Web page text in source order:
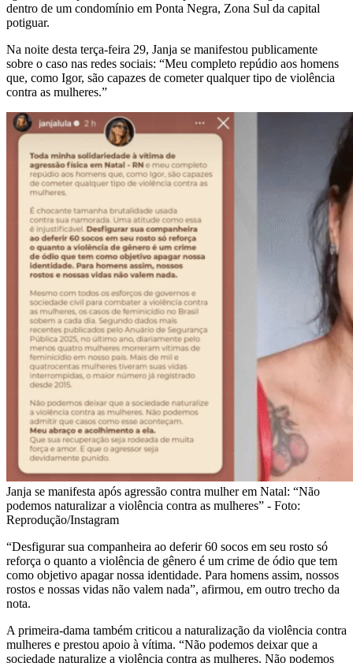
dentro de um condomínio em Ponta Negra, Zona Sul da capital
potiguar.
Na noite desta terça-feira 29, Janja se manifestou publicamente
sobre o caso nas redes sociais: “Meu completo repúdio aos homens
que, como Igor, são capazes de cometer qualquer tipo de violência
contra as mulheres.”
Janja se manifesta após agressão contra mulher em Natal: “Não
podemos naturalizar a violência contra as mulheres” - Foto:
Reprodução/Instagram
“Desfigurar sua companheira ao deferir 60 socos em seu rosto só
reforça o quanto a violência de gênero é um crime de ódio que tem
como objetivo apagar nossa identidade. Para homens assim, nossos
rostos e nossas vidas não valem nada”, afirmou, em outro trecho da
nota.
A primeira-dama também criticou a naturalização da violência contra
mulheres e prestou apoio à vítima. “Não podemos deixar que a
sociedade naturalize a violência contra as mulheres. Não podemos